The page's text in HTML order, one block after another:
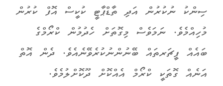
ސިންކު ނުކުރުން އަދި ތާޑްޕާޓީ ކުކީސް އޮފް ކުރުން
މުހިއްމެވެ. ނަމަވެސް މިގޮތަށް ހެދުމުން ކްރޯމްގެ
ބައެއް ފީޗަރތައް ބޭނުންނުކުރެވޭނެއެވެ. ދެން އޮތް
އަނެއް ގޮތަކީ ކްރޯމް އެއްކޮށް ދޫކޮށްލުމެވެ.